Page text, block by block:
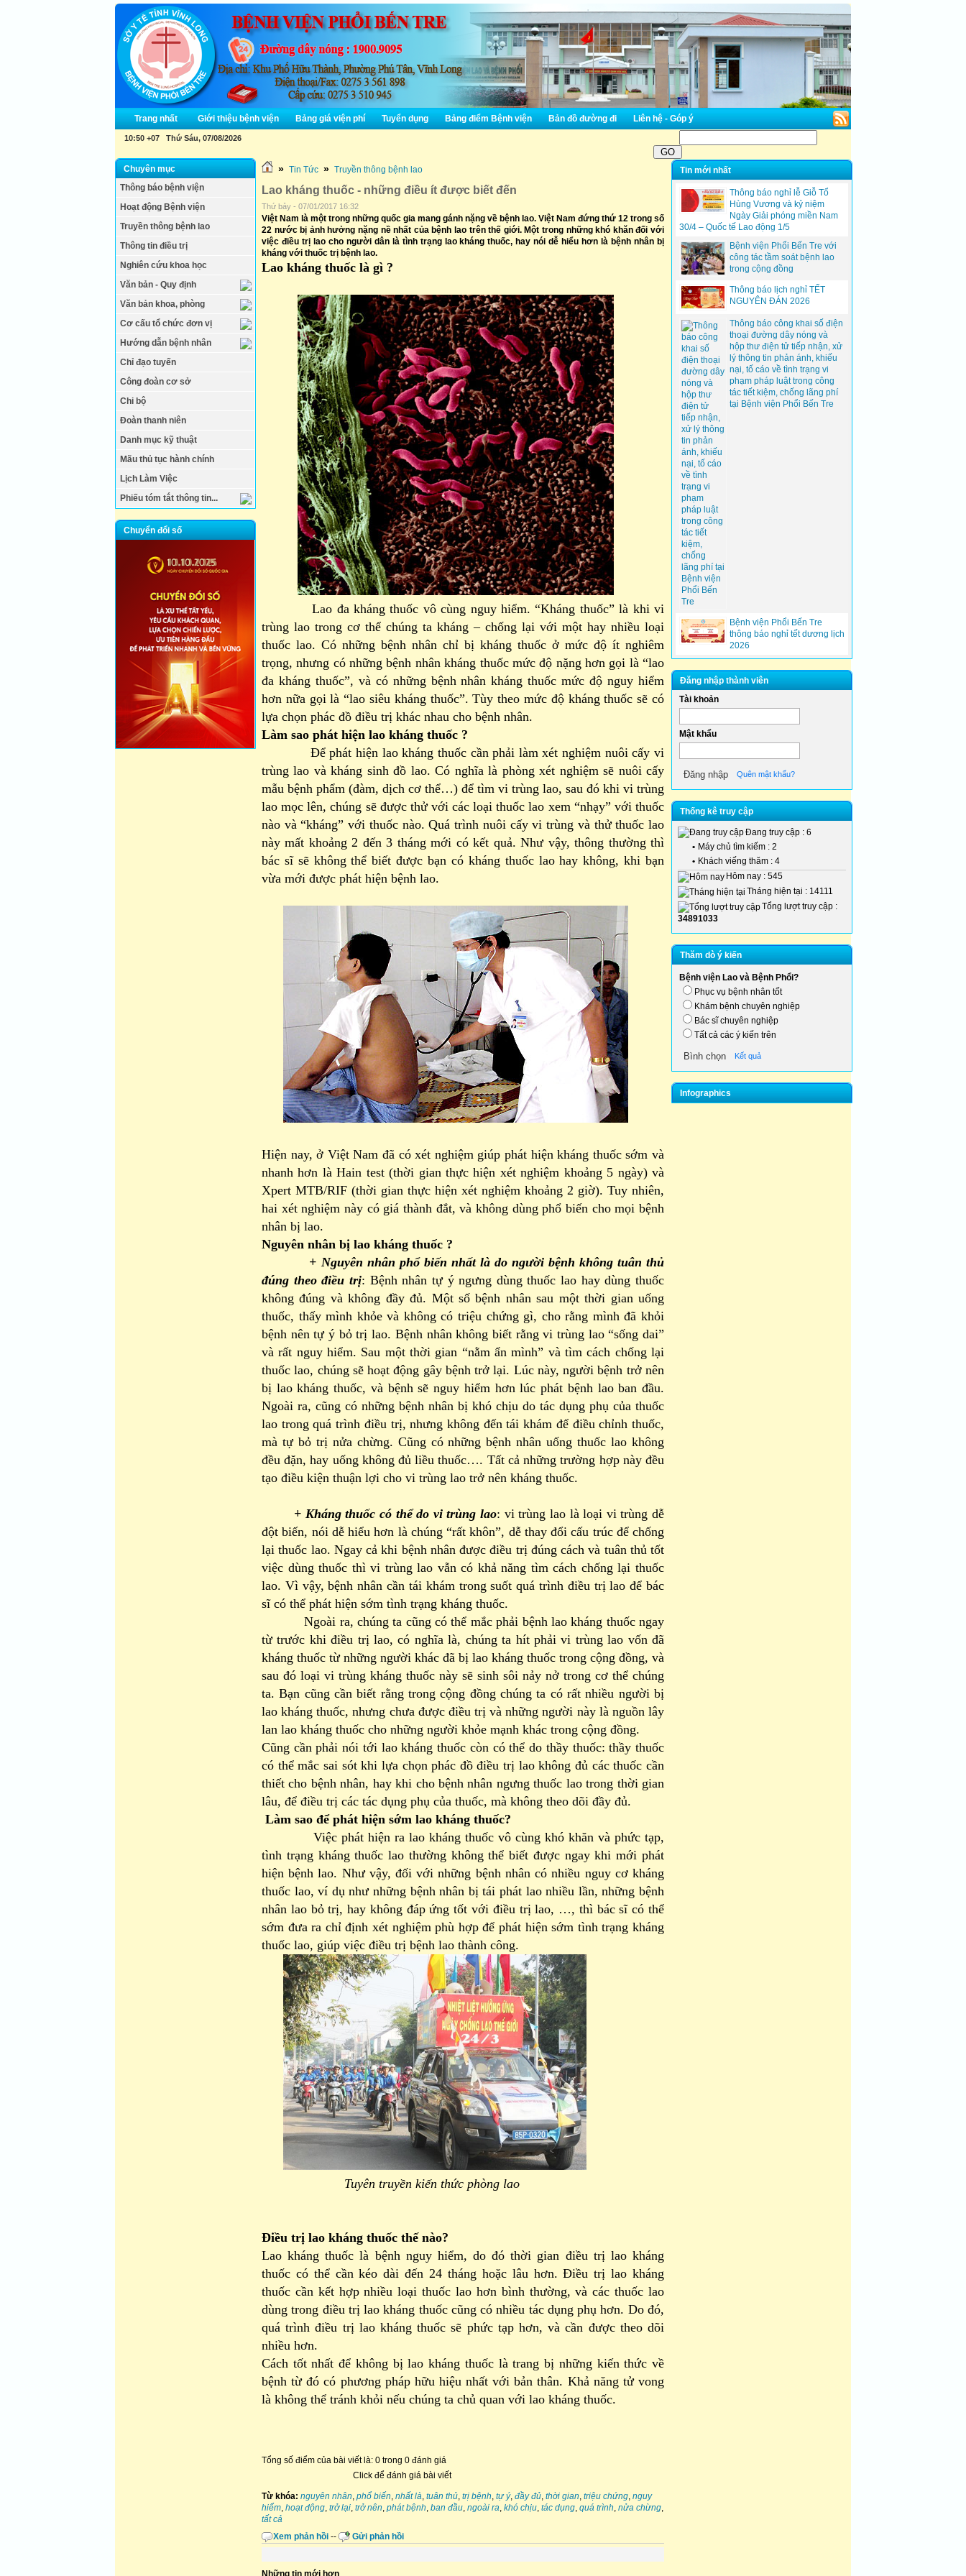
Trang nhất Giới thiệu bệnh viện Bảng giá viện phí Tuyển dụng Bảng điểm Bệnh viện Bản đồ đường đi Liên hệ - Góp ý
10:50 +07 Thứ Sáu, 07/08/2026
Chuyên mục
Thông báo bệnh viện
Hoạt động Bệnh viện
Truyền thông bệnh lao
Thông tin điều trị
Nghiên cứu khoa học
Văn bản - Quy định
Văn bản khoa, phòng
Cơ cấu tổ chức đơn vị
Hướng dẫn bệnh nhân
Chỉ đạo tuyến
Công đoàn cơ sở
Chi bộ
Đoàn thanh niên
Danh mục kỹ thuật
Mãu thủ tục hành chính
Lịch Làm Việc
Phiếu tóm tắt thông tin...
Chuyển đổi số
» Tin Tức » Truyền thông bệnh lao
Lao kháng thuốc - những điều ít được biết đến
Thứ bảy - 07/01/2017 16:32
Việt Nam là một trong những quốc gia mang gánh nặng về bệnh lao. Việt Nam đứng thứ 12 trong số
22 nước bị ảnh hưởng nặng nề nhất của bệnh lao trên thế giới. Một trong những khó khăn đối với
việc điều trị lao cho người dân là tình trạng lao kháng thuốc, hay nói dễ hiểu hơn là bệnh nhân bị
kháng với thuốc trị bệnh lao.
Lao kháng thuốc là gì ?
Lao đa kháng thuốc vô cùng nguy hiểm. “Kháng thuốc” là khi vi
trùng lao trong cơ thể chúng ta kháng – chống lại với một hay nhiều loại
thuốc lao. Có những bệnh nhân chỉ bị kháng thuốc ở mức độ ít nghiêm
trọng, nhưng có những bệnh nhân kháng thuốc mức độ nặng hơn gọi là “lao
đa kháng thuốc”, và có những bệnh nhân kháng thuốc mức độ nguy hiểm
hơn nữa gọi là “lao siêu kháng thuốc”. Tùy theo mức độ kháng thuốc sẽ có
lựa chọn phác đồ điều trị khác nhau cho bệnh nhân.
Làm sao phát hiện lao kháng thuốc ?
Để phát hiện lao kháng thuốc cần phải làm xét nghiệm nuôi cấy vi
trùng lao và kháng sinh đồ lao. Có nghĩa là phòng xét nghiệm sẽ nuôi cấy
mẫu bệnh phẩm (đàm, dịch cơ thể…) để tìm vi trùng lao, sau đó khi vi trùng
lao mọc lên, chúng sẽ được thử với các loại thuốc lao xem “nhạy” với thuốc
nào và “kháng” với thuốc nào. Quá trình nuôi cấy vi trùng và thử thuốc lao
này mất khoảng 2 đến 3 tháng mới có kết quả. Như vậy, thông thường thì
bác sĩ sẽ không thể biết được bạn có kháng thuốc lao hay không, khi bạn
vừa mới được phát hiện bệnh lao.
Hiện nay, ở Việt Nam đã có xét nghiệm giúp phát hiện kháng thuốc sớm và
nhanh hơn là Hain test (thời gian thực hiện xét nghiệm khoảng 5 ngày) và
Xpert MTB/RIF (thời gian thực hiện xét nghiệm khoảng 2 giờ). Tuy nhiên,
hai xét nghiệm này có giá thành đắt, và không dùng phổ biến cho mọi bệnh
nhân bị lao.
Nguyên nhân bị lao kháng thuốc ?
+ Nguyên nhân phổ biến nhất là do người bệnh không tuân thủ
đúng theo điều trị: Bệnh nhân tự ý ngưng dùng thuốc lao hay dùng thuốc
không đúng và không đầy đủ. Một số bệnh nhân sau một thời gian uống
thuốc, thấy mình khỏe và không có triệu chứng gì, cho rằng mình đã khỏi
bệnh nên tự ý bỏ trị lao. Bệnh nhân không biết rằng vi trùng lao “sống dai”
và rất nguy hiểm. Sau một thời gian “nằm ẩn mình” và tìm cách chống lại
thuốc lao, chúng sẽ hoạt động gây bệnh trở lại. Lúc này, người bệnh trở nên
bị lao kháng thuốc, và bệnh sẽ nguy hiểm hơn lúc phát bệnh lao ban đầu.
Ngoài ra, cũng có những bệnh nhân bị khó chịu do tác dụng phụ của thuốc
lao trong quá trình điều trị, nhưng không đến tái khám để điều chỉnh thuốc,
mà tự bỏ trị nửa chừng. Cũng có những bệnh nhân uống thuốc lao không
đều đặn, hay uống không đủ liều thuốc…. Tất cả những trường hợp này đều
tạo điều kiện thuận lợi cho vi trùng lao trở nên kháng thuốc.
+ Kháng thuốc có thể do vi trùng lao: vi trùng lao là loại vi trùng dễ
đột biến, nói dễ hiểu hơn là chúng “rất khôn”, dễ thay đổi cấu trúc để chống
lại thuốc lao. Ngay cả khi bệnh nhân được điều trị đúng cách và tuân thủ tốt
việc dùng thuốc thì vi trùng lao vẫn có khả năng tìm cách chống lại thuốc
lao. Vì vậy, bệnh nhân cần tái khám trong suốt quá trình điều trị lao để bác
sĩ có thể phát hiện sớm tình trạng kháng thuốc.
Ngoài ra, chúng ta cũng có thể mắc phải bệnh lao kháng thuốc ngay
từ trước khi điều trị lao, có nghĩa là, chúng ta hít phải vi trùng lao vốn đã
kháng thuốc từ những người khác đã bị lao kháng thuốc trong cộng đồng, và
sau đó loại vi trùng kháng thuốc này sẽ sinh sôi nảy nở trong cơ thể chúng
ta. Bạn cũng cần biết rằng trong cộng đồng chúng ta có rất nhiều người bị
lao kháng thuốc, nhưng chưa được điều trị và những người này là nguồn lây
lan lao kháng thuốc cho những người khỏe mạnh khác trong cộng đồng.
Cũng cần phải nói tới lao kháng thuốc còn có thể do thầy thuốc: thầy thuốc
có thể mắc sai sót khi lựa chọn phác đồ điều trị lao không đủ các thuốc cần
thiết cho bệnh nhân, hay khi cho bệnh nhân ngưng thuốc lao trong thời gian
lâu, để điều trị các tác dụng phụ của thuốc, mà không theo dõi đầy đủ.
Làm sao để phát hiện sớm lao kháng thuốc?
Việc phát hiện ra lao kháng thuốc vô cùng khó khăn và phức tạp,
tình trạng kháng thuốc lao thường không thể biết được ngay khi mới phát
hiện bệnh lao. Như vậy, đối với những bệnh nhân có nhiều nguy cơ kháng
thuốc lao, ví dụ như những bệnh nhân bị tái phát lao nhiều lần, những bệnh
nhân lao bỏ trị, hay không đáp ứng tốt với điều trị lao, …, thì bác sĩ có thể
sớm đưa ra chỉ định xét nghiệm phù hợp để phát hiện sớm tình trạng kháng
thuốc lao, giúp việc điều trị bệnh lao thành công.
Tuyên truyền kiến thức phòng lao
Điều trị lao kháng thuốc thế nào?
Lao kháng thuốc là bệnh nguy hiểm, do đó thời gian điều trị lao kháng
thuốc có thể cần kéo dài đến 24 tháng hoặc lâu hơn. Điều trị lao kháng
thuốc cần kết hợp nhiều loại thuốc lao hơn bình thường, và các thuốc lao
dùng trong điều trị lao kháng thuốc cũng có nhiều tác dụng phụ hơn. Do đó,
quá trình điều trị lao kháng thuốc sẽ phức tạp hơn, và cần được theo dõi
nhiều hơn.
Cách tốt nhất để không bị lao kháng thuốc là trang bị những kiến thức về
bệnh từ đó có phương pháp hữu hiệu nhất với bản thân. Khả năng tử vong
là không thể tránh khỏi nếu chúng ta chủ quan với lao kháng thuốc.
Tổng số điểm của bài viết là: 0 trong 0 đánh giá
Click để đánh giá bài viết
Từ khóa: nguyên nhân, phổ biến, nhất là, tuân thủ, trị bệnh, tự ý, đầy đủ, thời gian, triệu chứng, nguy
hiểm, hoạt động, trở lại, trở nên, phát bệnh, ban đầu, ngoài ra, khó chịu, tác dụng, quá trình, nửa chừng,
tất cả
Xem phản hồi -- Gửi phản hồi
Những tin mới hơn
Tin mới nhất
Thông báo nghỉ lễ Giỗ Tổ
Hùng Vương và kỷ niệm
Ngày Giải phóng miền Nam
30/4 – Quốc tế Lao động 1/5
Bệnh viện Phổi Bến Tre với
công tác tầm soát bệnh lao
trong cộng đồng
Thông báo lịch nghỉ TẾT
NGUYÊN ĐÁN 2026
Thông báo công khai số điện
thoại đường dây nóng và
hộp thư điện tử tiếp nhận, xử
lý thông tin phản ánh, khiếu
nại, tố cáo về tình trạng vi
phạm pháp luật trong công
tác tiết kiệm, chống lãng phí
tại Bệnh viện Phổi Bến Tre
Bệnh viện Phổi Bến Tre
thông báo nghỉ tết dương lịch
2026
Đăng nhập thành viên
Tài khoản
Mật khẩu
Quên mật khẩu?
Thống kê truy cập
Đang truy cập : 6
• Máy chủ tìm kiếm : 2
• Khách viếng thăm : 4
Hôm nay : 545
Tháng hiện tại : 14111
Tổng lượt truy cập :
34891033
Thăm dò ý kiến
Bệnh viện Lao và Bệnh Phổi?
Phục vụ bệnh nhân tốt
Khám bệnh chuyên nghiệp
Bác sĩ chuyên nghiệp
Tất cả các ý kiến trên
Kết quả
Infographics